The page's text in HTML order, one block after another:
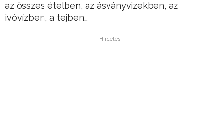
az összes ételben, az ásványvizekben, az
ivóvízben, a tejben…
Hirdetés